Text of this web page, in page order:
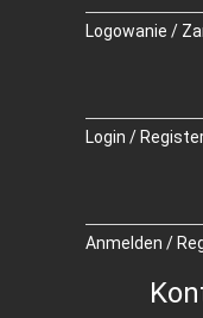
Logowanie /
Login /
Anmelden /